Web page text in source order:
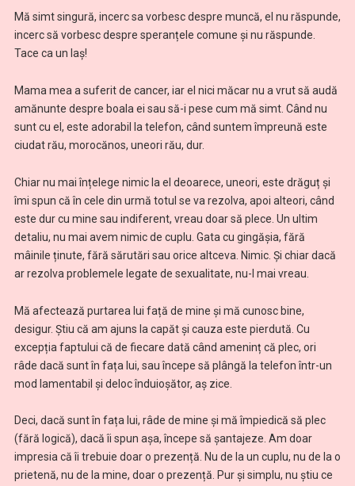
Mă simt singură, incerc sa vorbesc despre muncă, el nu răspunde,
incerc să vorbesc despre speranțele comune și nu răspunde.
Tace ca un laș!
Mama mea a suferit de cancer, iar el nici măcar nu a vrut să audă
amănunte despre boala ei sau să-i pese cum mă simt. Când nu
sunt cu el, este adorabil la telefon, când suntem împreună este
ciudat rău, morocănos, uneori rău, dur.
Chiar nu mai înțelege nimic la el deoarece, uneori, este drăguț și
îmi spun că în cele din urmă totul se va rezolva, apoi alteori, când
este dur cu mine sau indiferent, vreau doar să plece. Un ultim
detaliu, nu mai avem nimic de cuplu. Gata cu gingășia, fără
mâinile ținute, fără sărutări sau orice altceva. Nimic. Și chiar dacă
ar rezolva problemele legate de sexualitate, nu-l mai vreau.
Mă afectează purtarea lui față de mine și mă cunosc bine,
desigur. Știu că am ajuns la capăt și cauza este pierdută. Cu
excepția faptului că de fiecare dată când ameninț că plec, ori
râde dacă sunt în fața lui, sau începe să plângă la telefon într-un
mod lamentabil și deloc înduioșător, aș zice.
Deci, dacă sunt în fața lui, râde de mine și mă împiedică să plec
(fără logică), dacă îi spun așa, începe să șantajeze. Am doar
impresia că îi trebuie doar o prezență. Nu de la un cuplu, nu de la o
prietenă, nu de la mine, doar o prezență. Pur și simplu, nu știu ce